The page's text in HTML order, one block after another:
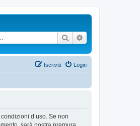
Cerca
Login
Iscriviti
d’uso. Se non